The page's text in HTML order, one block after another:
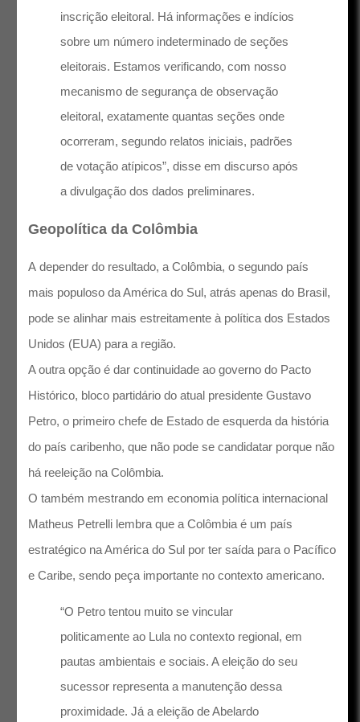
inscrição eleitoral. Há informações e indícios
sobre um número indeterminado de seções
eleitorais. Estamos verificando, com nosso
mecanismo de segurança de observação
eleitoral, exatamente quantas seções onde
ocorreram, segundo relatos iniciais, padrões
de votação atípicos”, disse em discurso após
a divulgação dos dados preliminares.
Geopolítica da Colômbia
A depender do resultado, a Colômbia, o segundo país
mais populoso da América do Sul, atrás apenas do Brasil,
pode se alinhar mais estreitamente à política dos Estados
Unidos (EUA) para a região.
A outra opção é dar continuidade ao governo do Pacto
Histórico, bloco partidário do atual presidente Gustavo
Petro, o primeiro chefe de Estado de esquerda da história
do país caribenho, que não pode se candidatar porque não
há reeleição na Colômbia.
O também mestrando em economia política internacional
Matheus Petrelli lembra que a Colômbia é um país
estratégico na América do Sul por ter saída para o Pacífico
e Caribe, sendo peça importante no contexto americano.
“O Petro tentou muito se vincular
politicamente ao Lula no contexto regional, em
pautas ambientais e sociais. A eleição do seu
sucessor representa a manutenção dessa
proximidade. Já a eleição de Abelardo